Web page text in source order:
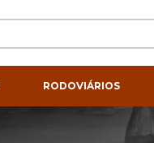
RODOVIÁRIOS